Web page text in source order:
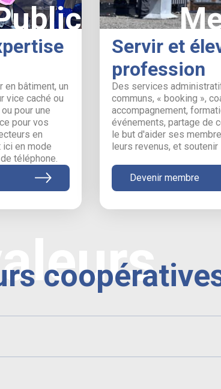
en bâtiment, un
vice caché ou
pour une
pour vos
en
en mode
téléphone.
Servir et
profession
Des services
communs, « booking »,
accompagnement,
événements, partage de
le but d'aider ses
leurs revenus, et soutenir
Devenir membre